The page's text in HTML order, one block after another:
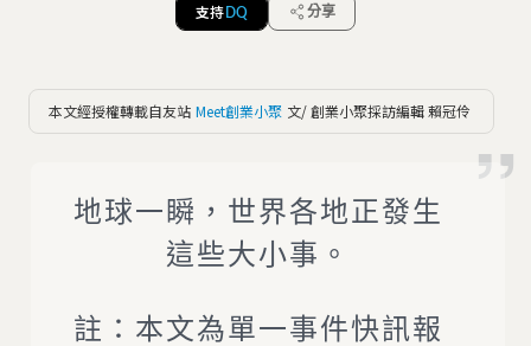
支持 DQ 分享
本文經授權轉載自友站 Meet創業小聚 文/ 創業小聚採訪編輯 賴冠伶
地球一瞬，世界各地正發生
這些大小事。
註：本文為單一事件快訊報